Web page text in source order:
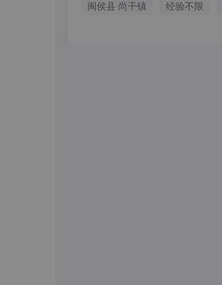
闽侯县 尚干镇 经验不限